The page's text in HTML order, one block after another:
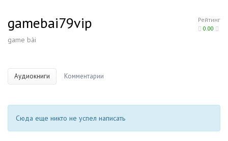
Рейтинг
0.00
gamebai79vip
game bài
Аудиокниги Комментарии
Сюда еще никто не успел написать